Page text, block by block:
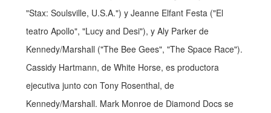
"Stax: Soulsville, U.S.A.") y Jeanne Elfant Festa ("El
teatro Apollo", "Lucy and Desi"), y Aly Parker de
Kennedy/Marshall ("The Bee Gees", "The Space Race").
Cassidy Hartmann, de White Horse, es productora
ejecutiva junto con Tony Rosenthal, de
Kennedy/Marshall. Mark Monroe de Diamond Docs se